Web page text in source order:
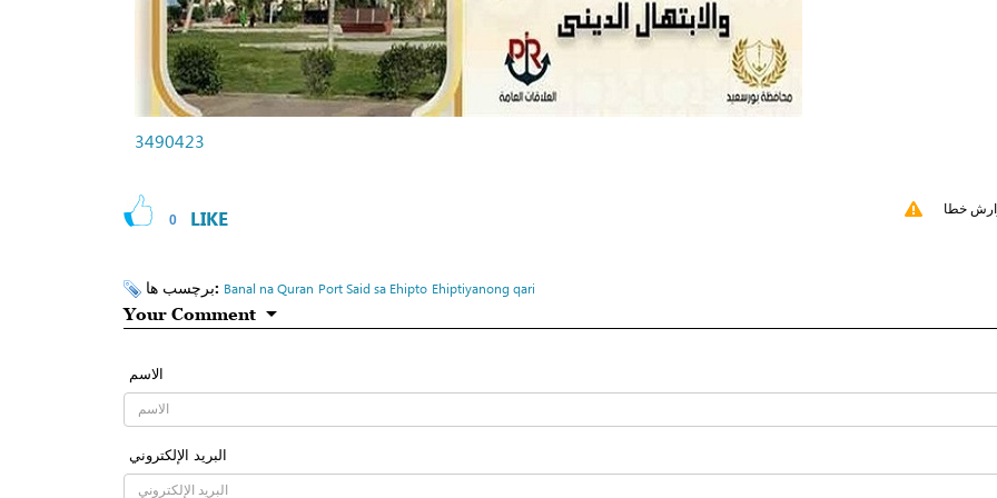
3490423
0 LIKE خطا
برچسب ها: Banal na Quran Port Said sa Ehipto Ehiptiyanong qari
Your Comment
الاسم
البرید الإلکتروني